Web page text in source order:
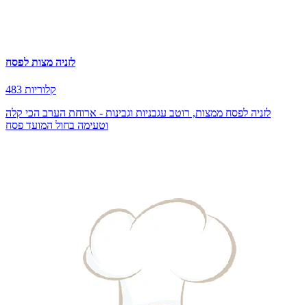
לזניה מצות לפסח
483 קלוריות
לזניה לפסח ממצות, רוטב עגבניות וגבינות - ארוחת הערב הכי קלה
וטעימה בחול המועד פסח